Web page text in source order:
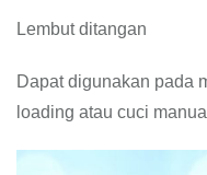
Lembut ditangan
Dapat digunakan pada
loading atau cuci